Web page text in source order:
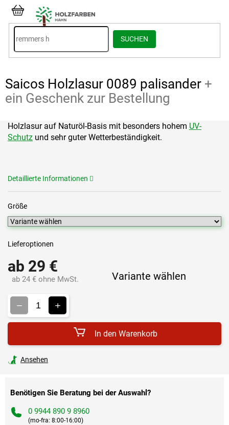
Inhalt
springen
SUCHEN
WARENKORB
Saicos Holzlasur 0089 palisander +
ein Geschenk zur Bestellung
ab 29 €
ab 24 € ohne MwSt. Variante wählen
Größe
Lieferoptionen
In den Warenkorb
Holzlasur auf Naturöl-Basis mit besonders hohem UV-
Schutz und sehr guter Wetterbeständigkeit.
Detaillierte Informationen
Ansehen
Benötigen Sie Beratung bei der Auswahl?
0 9944 890 9 8960
(mo-fra: 8:00-16:00)